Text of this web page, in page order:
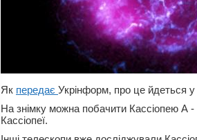
Як передає Укрінформ, про це йдеться у
На знімку можна побачити Кассіопею А -
Кассіопеї.